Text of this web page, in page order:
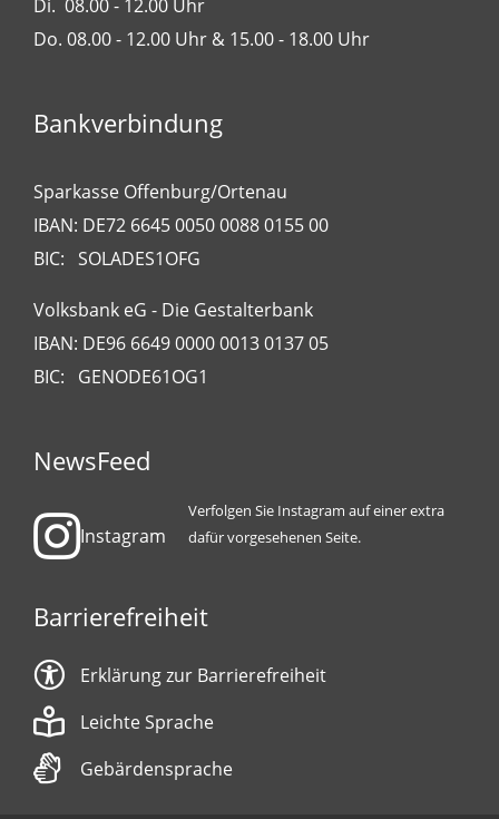
Di. 08.00 - 12.00 Uhr
Do. 08.00 - 12.00 Uhr & 15.00 - 18.00 Uhr
Bankverbindung
Sparkasse Offenburg/Ortenau
IBAN: DE72 6645 0050 0088 0155 00
BIC: SOLADES1OFG
Volksbank eG - Die Gestalterbank
IBAN: DE96 6649 0000 0013 0137 05
BIC: GENODE61OG1
NewsFeed
Instagram
Verfolgen Sie Instagram auf einer extra
dafür vorgesehenen Seite.
Barrierefreiheit
Erklärung zur Barrierefreiheit
Leichte Sprache
Gebärdensprache